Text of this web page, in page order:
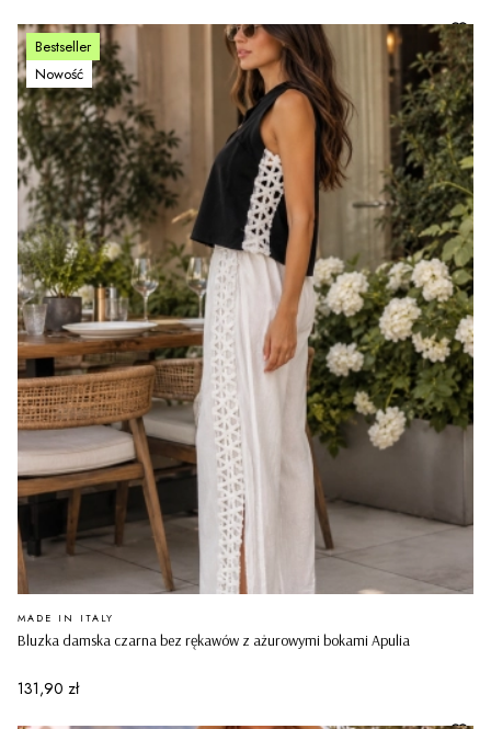
Bestseller
Nowość
Bluzka damska czarna bez rękawów z ażurowymi bokami Apulia
PRODUCENT
MADE IN ITALY
Cena
131,90 zł